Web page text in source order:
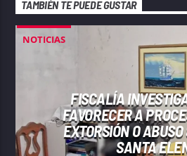
TAMBIÉN TE PUEDE GUSTAR
NOTICIAS
FISCALÍA
FAVORECER A
EXTORSIÓN O
SANTA